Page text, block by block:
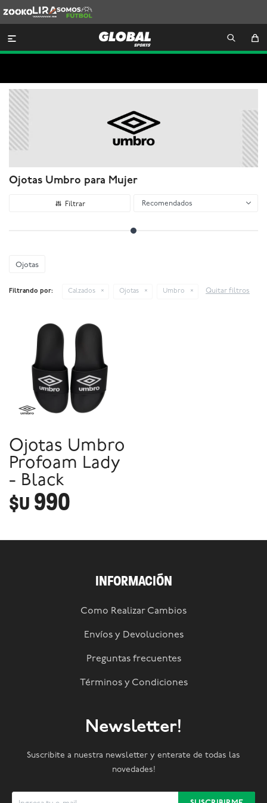
Lira
Somos
Futbol

Ojotas Umbro para Mujer
Recomendados
Ojotas
Filtrando por: Calzados Ojotas Umbro Quitar filtros
Ojotas Umbro
Profoam Lady
- Black
$U 990
INFORMACIÓN
Como Realizar Cambios
Envíos y Devoluciones
Preguntas frecuentes
Términos y Condiciones
Newsletter!
Suscribite a nuestra newsletter y enterate de todas las
novedades!